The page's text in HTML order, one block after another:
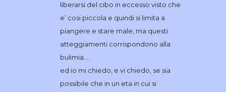
liberarsi del cibo in eccesso visto che
e’ cosi piccola e quindi si limita a
piangere e stare male, ma questi
atteggiamenti corrispondono alla
bulimia….
ed io mi chiedo, e vi chiedo, se sia
possibile che in un eta in cui si